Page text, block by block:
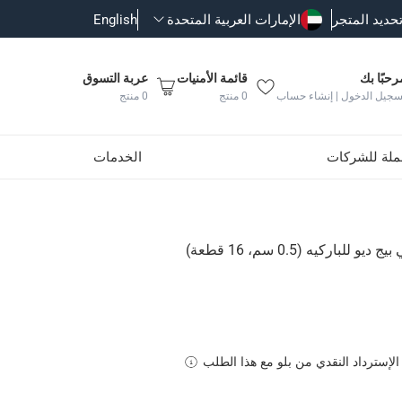
تحديد المتجر الإمارات العربية المتحدة English
بك
الدخول | إنشاء حساب
قائمة الأمنيات
0 منتج
عربة التسوق
0 منتج
للشركات الخدمات
(0.5 سم، 16 قطعة)
الإسترداد النقدي من بلو مع هذا الطلب